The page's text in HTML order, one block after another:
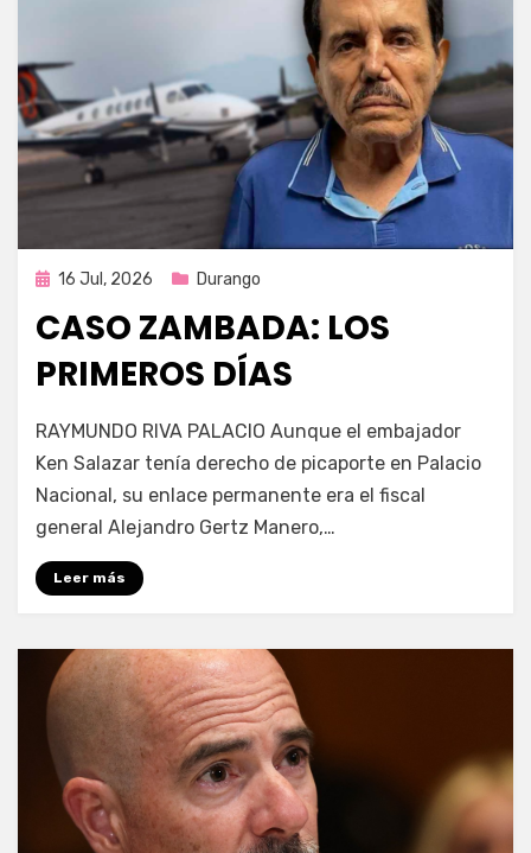
Publicada
16 Jul, 2026 Durango
CASO ZAMBADA: LOS
PRIMEROS DÍAS
porFernando Miranda Servín
RAYMUNDO RIVA PALACIO Aunque el embajador
Ken Salazar tenía derecho de picaporte en Palacio
Nacional, su enlace permanente era el fiscal
general Alejandro Gertz Manero,…
Leer más